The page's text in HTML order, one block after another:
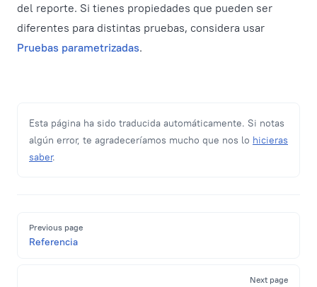
del reporte. Si tienes propiedades que pueden ser
diferentes para distintas pruebas, considera usar
Pruebas parametrizadas.
Esta página ha sido traducida automáticamente. Si notas
algún error, te agradeceríamos mucho que nos lo hicieras
saber.
Previous page
Referencia
Next page